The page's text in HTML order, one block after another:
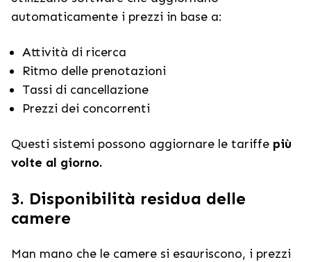
automaticamente i prezzi in base a:
Attività di ricerca
Ritmo delle prenotazioni
Tassi di cancellazione
Prezzi dei concorrenti
Questi sistemi possono aggiornare le tariffe più
volte al giorno.
3. Disponibilità residua delle
camere
Man mano che le camere si esauriscono, i prezzi